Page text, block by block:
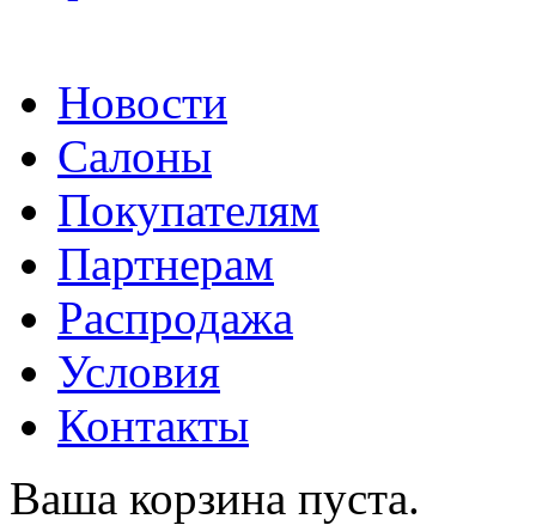
Новости
Салоны
Покупателям
Партнерам
Распродажа
Условия
Контакты
Ваша корзина пуста.